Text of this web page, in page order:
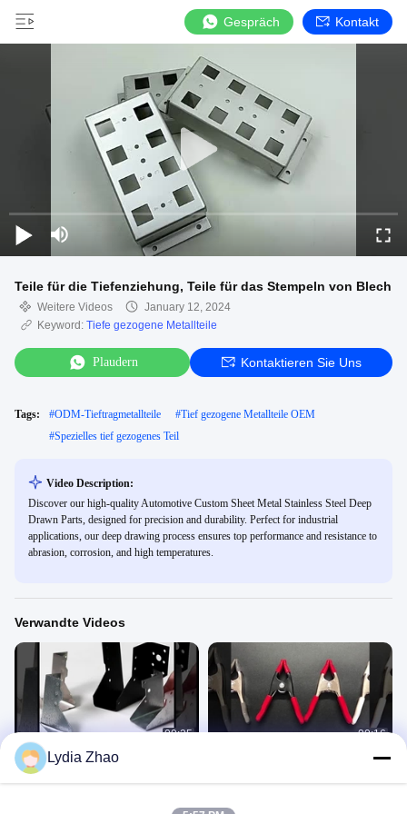
Gespräch Kontakt
Teile für die Tiefenziehung, Teile für das Stempeln von Blech
Weitere Videos
January 12, 2024
Keyword: Tiefe gezogene Metallteile
Plaudern Kontaktieren Sie Uns
Tags: #ODM-Tieftragmetallteile #Tief gezogene Metallteile OEM
#Spezielles tief gezogenes Teil
Video Description:
Discover our high-quality Automotive Custom Sheet Metal Stainless Steel Deep
Drawn Parts, designed for precision and durability. Perfect for industrial
applications, our deep drawing process ensures top performance and resistance to
abrasion, corrosion, and high temperatures.
Verwandte Videos
00:25
Verbindungen für Holzkonstruktionen
00:16
Lydia Zhao